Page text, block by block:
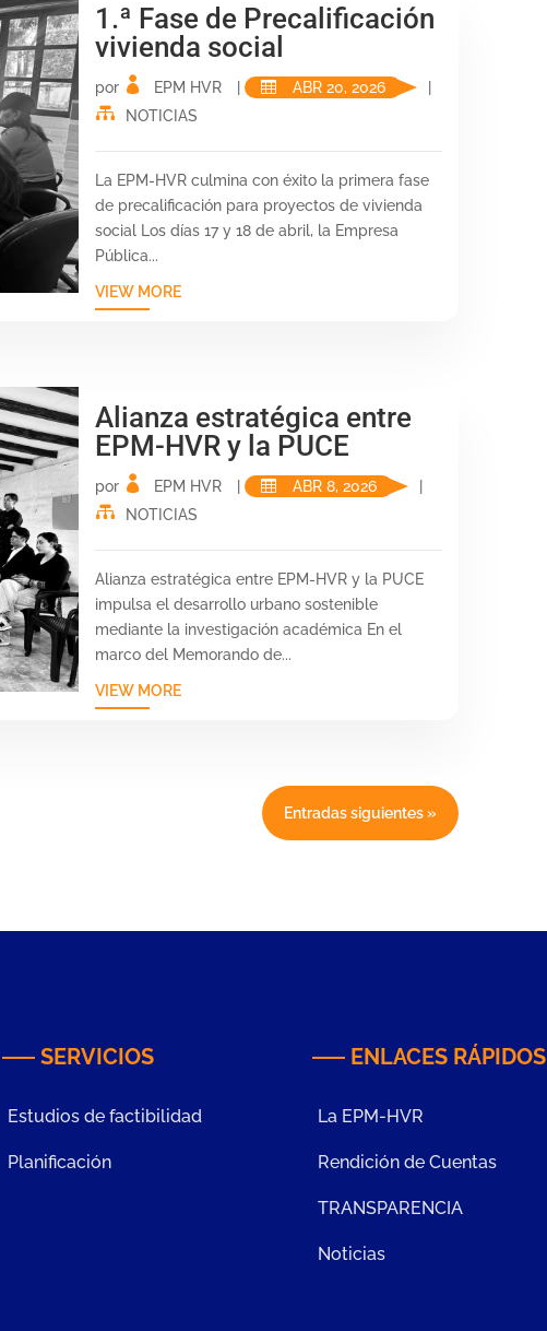
1.ª Fase de Precalificación
vivienda social
por EPM HVR ABR 20, 2026
NOTICIAS
La EPM-HVR culmina con éxito la primera fase
de precalificación para proyectos de vivienda
social Los días 17 y 18 de abril, la Empresa
Pública...
VIEW MORE
Alianza estratégica entre
EPM-HVR y la PUCE
por EPM HVR ABR 8, 2026
NOTICIAS
Alianza estratégica entre EPM-HVR y la PUCE
impulsa el desarrollo urbano sostenible
mediante la investigación académica En el
marco del Memorando de...
VIEW MORE
Entradas siguientes »
SERVICIOS
Estudios de factibilidad
Planificación
ENLACES RÁPIDOS
La EPM-HVR
Rendición de Cuentas
TRANSPARENCIA
Noticias